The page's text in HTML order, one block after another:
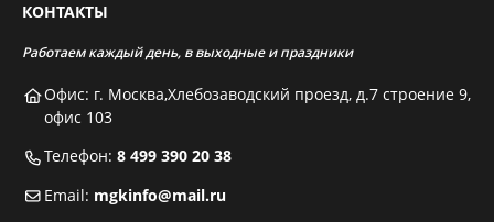
КОНТАКТЫ
Работаем каждый день, в выходные и праздники
Офис: г. Москва,Хлебозаводский проезд, д.7 строение 9,
офис 103
Телефон: 8 499 390 20 38
Email: mgkinfo@mail.ru